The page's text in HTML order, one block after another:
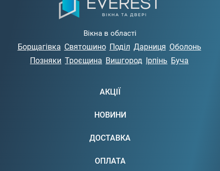
Вікна в області
Борщагівка Святошино Поділ Дарниця Оболонь
Позняки Троєщина Вишгород Ірпінь Буча
АКЦІЇ
НОВИНИ
ДОСТАВКА
ОПЛАТА